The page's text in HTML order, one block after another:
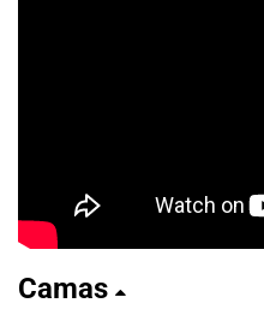
Camas